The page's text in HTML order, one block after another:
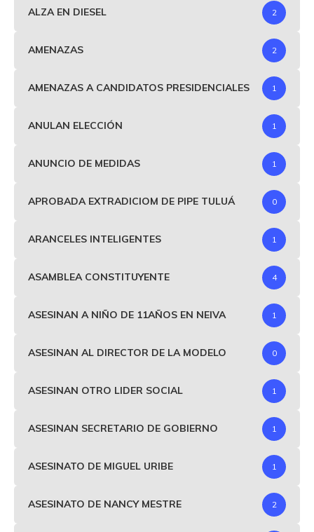
ALZA EN DIESEL 2
AMENAZAS 2
AMENAZAS A CANDIDATOS PRESIDENCIALES 1
ANULAN ELECCIÓN 1
ANUNCIO DE MEDIDAS 1
APROBADA EXTRADICIOM DE PIPE TULUÁ 0
ARANCELES INTELIGENTES 1
ASAMBLEA CONSTITUYENTE 4
ASESINAN A NIÑO DE 11AÑOS EN NEIVA 1
ASESINAN AL DIRECTOR DE LA MODELO 0
ASESINAN OTRO LIDER SOCIAL 1
ASESINAN SECRETARIO DE GOBIERNO 1
ASESINATO DE MIGUEL URIBE 1
ASESINATO DE NANCY MESTRE 2